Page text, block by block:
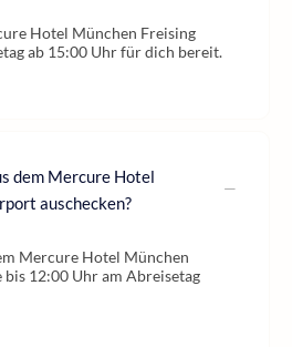
Hotel München Freising
ab 15:00 Uhr für dich bereit.
dem Mercure Hotel
auschecken?
Mercure Hotel München
12:00 Uhr am Abreisetag